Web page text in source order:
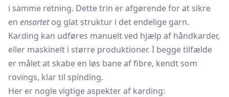
i samme retning. Dette trin er afgørende for at sikre
en ensartetog glat struktur i det endelige garn.
Karding kan udføres manuelt ved hjælp af håndkarder,
eller maskinelt i større produktioner. I begge tilfælde
er målet at skabe en løs bane af fibre, kendt som
rovings, klar til spinding.
Her er nogle vigtige aspekter af karding: